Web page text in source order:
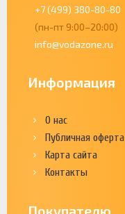
+7 (499) 380-80-80
(пн-пт 9:00–20:00)
info@vodazone.ru
Информация
О нас
Публичная оферта
Карта сайта
Контакты